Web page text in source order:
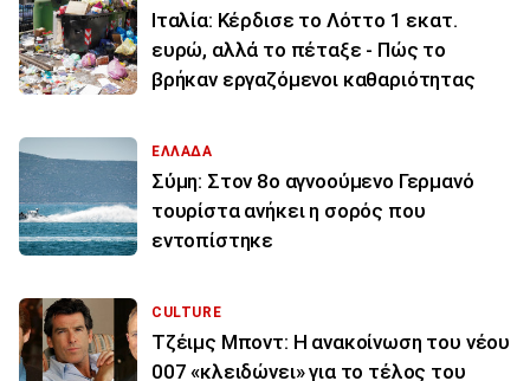
Ιταλία: Κέρδισε το Λόττο 1 εκατ.
ευρώ, αλλά το πέταξε - Πώς το
βρήκαν εργαζόμενοι καθαριότητας
ΕΛΛΑΔΑ
Σύμη: Στον 8ο αγνοούμενο Γερμανό
τουρίστα ανήκει η σορός που
εντοπίστηκε
CULTURE
Τζέιμς Μποντ: Η ανακοίνωση του νέου
007 «κλειδώνει» για το τέλος του